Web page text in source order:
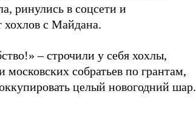
ринулись в соцсети и
хохлов с Майдана.
– строчили у себя хохлы,
собратьев по грантам,
целый новогодний шар.